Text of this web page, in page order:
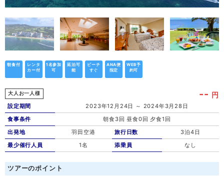
朝食付
レンタ
カー付
1名参加
可
延泊可
能
ビーチ
すぐ
ANA便
指定
WEB予
約可
大人お一人様 -- 円
設定期間
2023年12月24日 ～ 2024年3月28日
食事条件
朝食3回 昼食0回 夕食1回
出発地
羽田空港
最少催行人員
1名
旅行日数
3泊4日
添乗員
なし
ツアーのポイント